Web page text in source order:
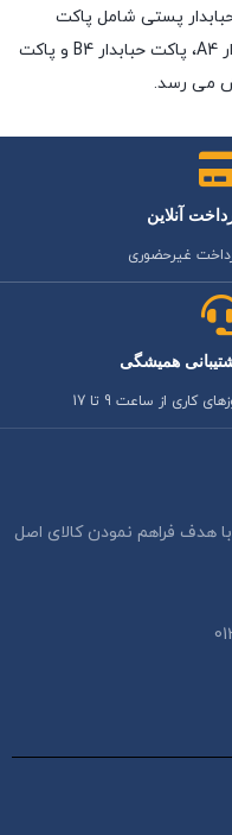
پستی شامل پاکت
حبابدار CD، پاکت حبابدار A5، پاکت حبابدار A4، پاکت حبابدار B4 و پاکت
آنلاین
غیرحضوری
همیشگی
کاری از ساعت 9 تا 17
هدف فراهم نمودن کالای اصل